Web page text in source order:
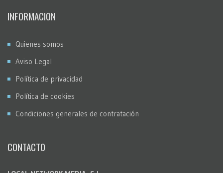
INFORMACION
Quienes somos
Aviso Legal
Política de privacidad
Política de cookies
Condiciones generales de contratación
CONTACTO